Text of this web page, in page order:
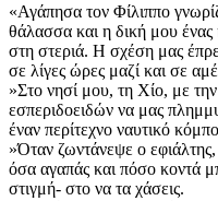
«Αγάπησα τον Φίλιππο
θάλασσα και η δική μου ένας
στη στεριά. Η σχέση μας
σε λίγες ώρες μαζί και σε
»Στο νησί μου, τη Χίο, με
εσπεριδοειδών να μας
έναν περίτεχνο ναυτικό
»Όταν ζωντάνεψε ο
όσα αγαπάς και πόσο κοντά
στιγμή- στο να τα χάσεις.